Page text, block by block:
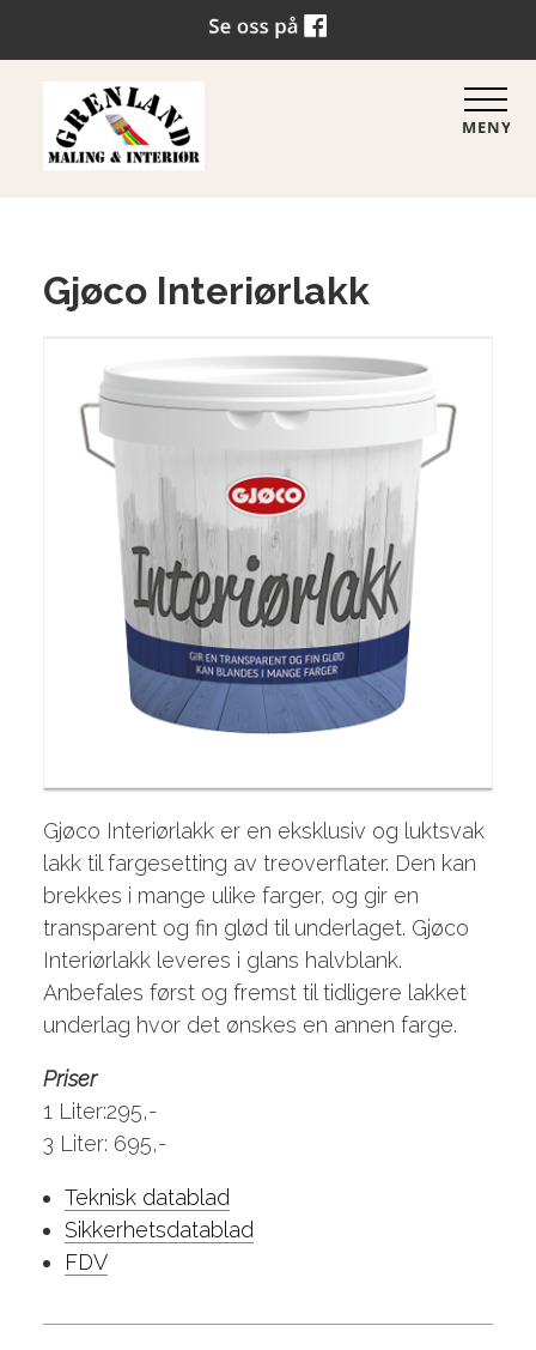
MENY
Gjøco Interiørlakk
Gjøco Interiørlakk er en eksklusiv og luktsvak
lakk til fargesetting av treoverflater. Den kan
brekkes i mange ulike farger, og gir en
transparent og fin glød til underlaget. Gjøco
Interiørlakk leveres i glans halvblank.
Anbefales først og fremst til tidligere lakket
underlag hvor det ønskes en annen farge.
Priser
1 Liter:295,-
3 Liter: 695,-
Teknisk datablad
Sikkerhetsdatablad
FDV